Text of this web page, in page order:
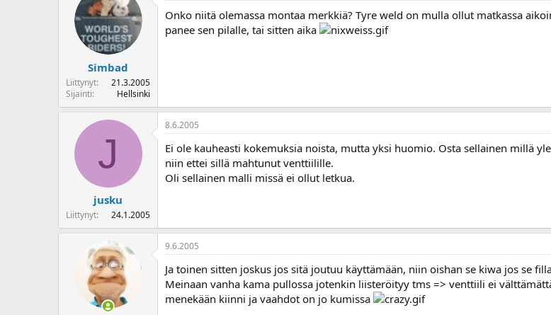
Simbad
Liittynyt
21.3.2005
Sijainti
Hellsinki
Onko niitä olemassa montaa merkkiä? Tyre weld on mulla ollut matkassa
panee sen pilalle, tai sitten aika
J
jusku
Liittynyt 24.1.2005
8.6.2005
Ei ole kauheasti kokemuksia noista, mutta yksi huomio. Osta sellainen millä
niin ettei sillä mahtunut venttiilille.
Oli sellainen malli missä ei ollut letkua.
9.6.2005
Ja toinen sitten joskus jos sitä joutuu käyttämään, niin oishan se kiwa jos se
Meinaan vanha kama pullossa jotenkin liisteröityy tms => venttiili ei
menekään kiinni ja vaahdot on jo kumissa